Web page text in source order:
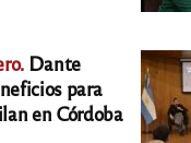
Dante
para
en Córdoba